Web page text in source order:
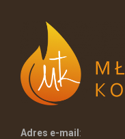
Adres e-mail :